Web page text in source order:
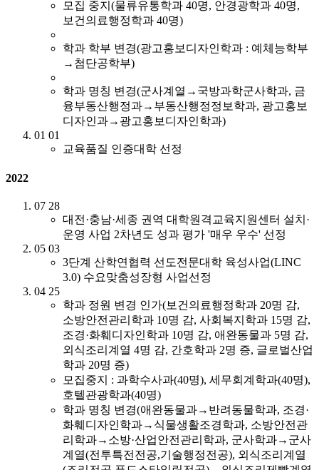
모집 중지(물류유통학과 40명, 안경광학과 40명,
보건의료행정학과 40명)
학과 학부 변경(광고홍보디자인학과 : 예체능학부
→첨단공학부)
학과 명칭 변경(군사계열→국방과학군사학과, 금
융부동산행정과→부동산행정정보학과, 광고홍보
디자인과→광고홍보디자인학과)
01 01
교육품질 인증대학 선정
2022
07 28
대전·충남·세종 권역 대학원격교육지원센터 설치·
운영 사업 2차년도 성과 평가 '매우 우수' 선정
05 03
3단계 산학연협력 선도전문대학 육성사업(LINC
3.0) 수요맞춤성장형 사업선정
04 25
학과 정원 변경 인가(보건의료행정학과 20명 감,
소방안전관리학과 10명 감, 사회복지학과 15명 감,
조경·화훼디자인학과 10명 감, 애완동물과 5명 감,
외식조리계열 4명 감, 간호학과 2명 증, 글로벌산업
학과 20명 증)
모집중지 : 과학수사과(40명), 세무회계학과(40명),
호텔관광학과(40명)
학과 명칭 변경(애완동물과→반려동물학과, 조경·
화훼디자인학과→식물생활조경학과, 소방안전관
리학과→소방·산업안전관리학과, 군사학과→군사
계열(전투특전전공,기술행정전공), 외식조리계열